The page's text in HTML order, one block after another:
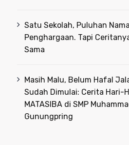
Satu Sekolah, Puluhan
Penghargaan. Tapi
Sama
Masih Malu, Belum Hafal
Sudah Dimulai: Cerita Hari-
MATASIBA di SMP
Gunungpring